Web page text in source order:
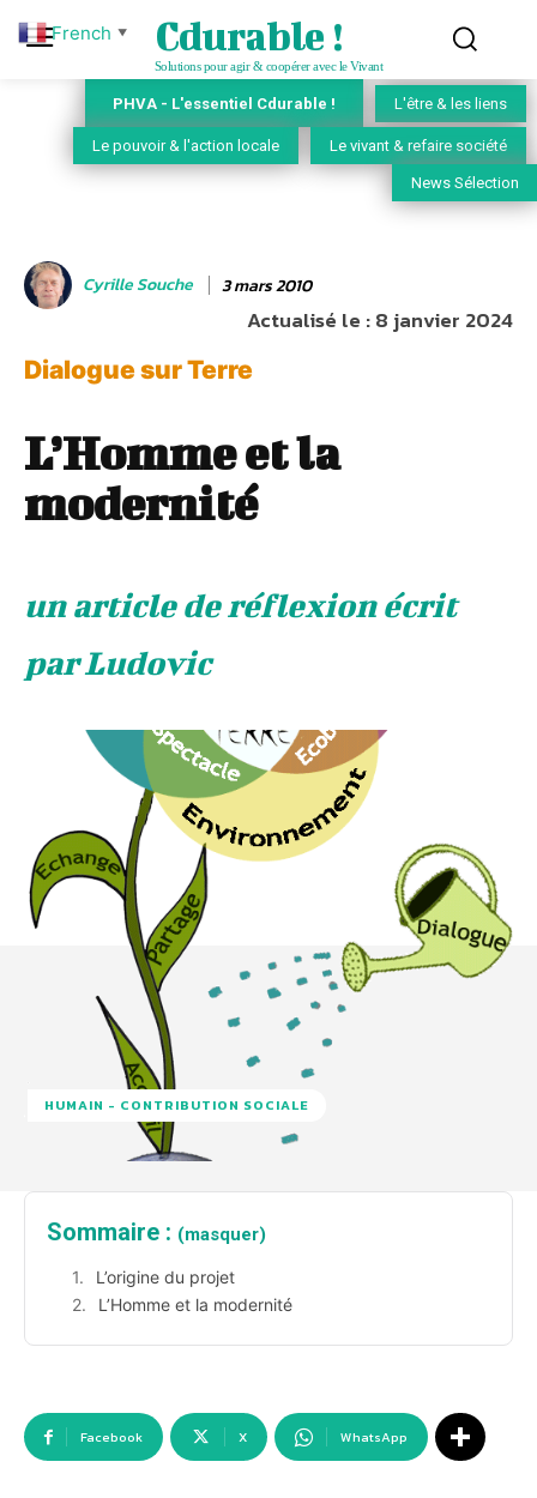
Cdurable !
Solutions pour agir & coopérer avec le Vivant
PHVA - L'essentiel Cdurable ! L'être & les liens
Le pouvoir & l'action locale Le vivant & refaire société
News Sélection
Cyrille Souche 3 mars 2010
Actualisé le :8 janvier 2024
Dialogue sur Terre
L’Homme et la
modernité
un article de réflexion écrit
par Ludovic
HUMAIN - CONTRIBUTION SOCIALE
Sommaire : (masquer)
L’origine du projet
L’Homme et la modernité
Facebook X WhatsApp
French ▼